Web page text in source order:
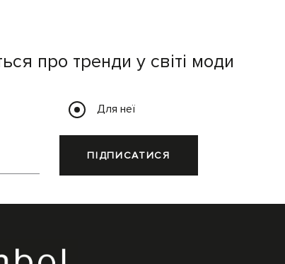
про тренди у світі моди
Для неї
ПІДПИСАТИСЯ